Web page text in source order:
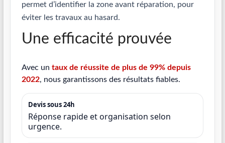
permet d’identifier la zone avant réparation, pour
éviter les travaux au hasard.
Une efficacité prouvée
Avec un taux de réussite de plus de 99% depuis
2022, nous garantissons des résultats fiables.
Devis sous 24h
Réponse rapide et organisation selon
urgence.